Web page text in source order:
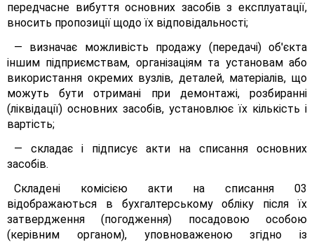
передчасне вибуття основних засобів з експлуатації,
вносить пропозиції щодо їх відповідальності;
— визначає можливість продажу (передачі) об'єкта
іншим підприємствам, організаціям та установам або
використання окремих вузлів, деталей, матеріалів, що
можуть бути отримані при демонтажі, розбиранні
(ліквідації) основних засобів, установлює їх кількість і
вартість;
— складає і підписує акти на списання основних
засобів.
Складені комісією акти на списання 03
відображаються в бухгалтерському обліку після їх
затвердження (погодження) посадовою особою
(керівним органом), уповноваженою згідно із